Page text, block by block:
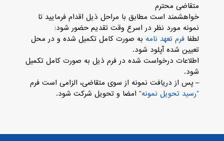
متقاضی محترم
خواهشمند است مطابق با مراحل ذیل اقدام فرمایید تا
نمونه مورد نظر در اسرع وقت تقدیم حضور شود:
لطفا فرم تعهد نامه به صورت کامل تکمیل شده و در محل
تعیین شده آپلود شود.
اطلاعات درخواست شده در فرم ذیل به صورت کامل تکمیل
شود.
– پس از دریافت نمونه از سوی متقاضی، الزامی است فرم
“رسید تحویل نمونه” امضا و تحویل شرکت شود.